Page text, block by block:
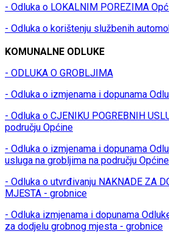
- Odluka o LOKALNIM POREZIMA
- Odluka o korištenju službenih
KOMUNALNE ODLUKE
- ODLUKA O GROBLJIMA
- Odluka o izmjenama i dopunama
- Odluka o CJENIKU POGREBNIH
području Općine
- Odluka o izmjenama i dopunama
usluga na grobljima na području Općine
- Odluka o utvrđivanju NAKNADE ZA
MJESTA - grobnice
- Odluka izmjenama i dopunama
za dodjelu grobnog mjesta - grobnice